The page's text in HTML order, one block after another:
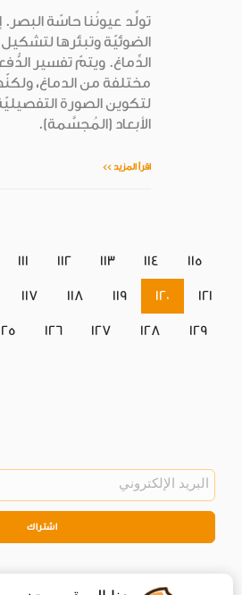
تولِّد عيونُنا حاسّة
الضوئيّة وتبئرها
الدِّماغ. ويتمّ تفسير
مختلفة من الدماغ،
لتكوين الصورة
الأبعاد (المُجسَّمة).
اقرأ المزيد >>
111 112 113 114 115
117 118 119 120 121
126 127 128 129
اشتراك